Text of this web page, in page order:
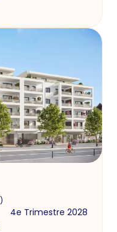
)
4e Trimestre 2028